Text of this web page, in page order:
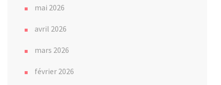
mai 2026
avril 2026
mars 2026
février 2026